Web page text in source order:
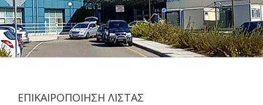
ΕΠΙΚΑΙΡΟΠΟΙΗΣΗ ΛΙΣΤΑΣ